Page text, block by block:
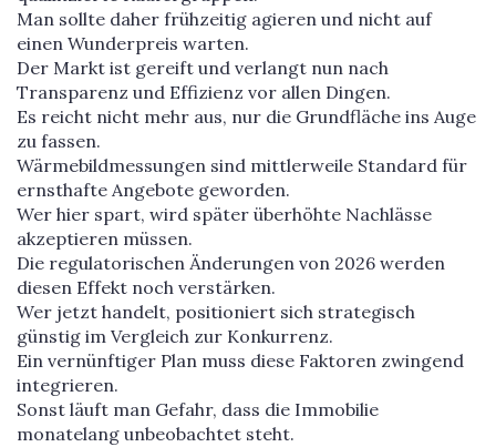
Man sollte daher frühzeitig agieren und nicht auf
einen Wunderpreis warten.
Der Markt ist gereift und verlangt nun nach
Transparenz und Effizienz vor allen Dingen.
Es reicht nicht mehr aus, nur die Grundfläche ins Auge
zu fassen.
Wärmebildmessungen sind mittlerweile Standard für
ernsthafte Angebote geworden.
Wer hier spart, wird später überhöhte Nachlässe
akzeptieren müssen.
Die regulatorischen Änderungen von 2026 werden
diesen Effekt noch verstärken.
Wer jetzt handelt, positioniert sich strategisch
günstig im Vergleich zur Konkurrenz.
Ein vernünftiger Plan muss diese Faktoren zwingend
integrieren.
Sonst läuft man Gefahr, dass die Immobilie
monatelang unbeobachtet steht.